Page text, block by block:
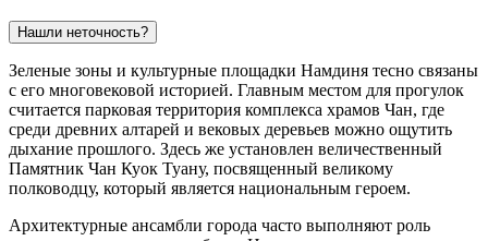
Нашли неточность?
Зеленые зоны и культурные площадки Намдиня тесно связаны
с его многовековой историей. Главным местом для прогулок
считается парковая территория комплекса храмов Чан, где
среди древних алтарей и вековых деревьев можно ощутить
дыхание прошлого. Здесь же установлен величественный
Памятник Чан Куок Туану, посвященный великому
полководцу, который является национальным героем.
Архитектурные ансамбли города часто выполняют роль